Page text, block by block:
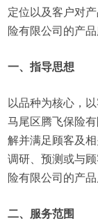
定位以及客户对
险有限公司的产品
一、指导思想
以品种为核心，
马尾区腾飞保险
解并满足顾客及
调研、预测或与
险有限公司的产
二、服务范围